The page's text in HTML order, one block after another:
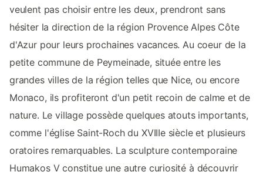
veulent pas choisir entre les deux, prendront sans
hésiter la direction de la région Provence Alpes Côte
d'Azur pour leurs prochaines vacances. Au coeur de la
petite commune de Peymeinade, située entre les
grandes villes de la région telles que Nice, ou encore
Monaco, ils profiteront d'un petit recoin de calme et de
nature. Le village possède quelques atouts importants,
comme l'église Saint-Roch du XVIIIe siècle et plusieurs
oratoires remarquables. La sculpture contemporaine
Humakos V constitue une autre curiosité à découvrir